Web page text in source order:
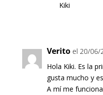
Kiki
Verito el 20/06/
Hola Kiki. Es la
gusta mucho y
A mí me